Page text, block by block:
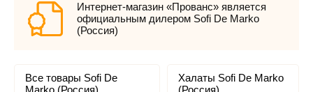
Интернет-магазин «Прованс» является
официальным дилером Sofi De Marko
(Россия)
Все товары Sofi De
Marko (Россия)
Халаты Sofi De Marko
(Россия)